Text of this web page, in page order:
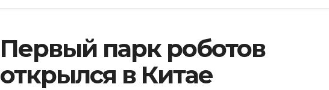
Первый парк роботов
открылся в Китае